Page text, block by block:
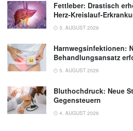
Fettleber: Drastisch
Herz-Kreislauf-
5. AUGUST 2026
Harnwegsinfektionen:
Behandlungsansatz
5. AUGUST 2026
Bluthochdruck: Neue
Gegensteuern
4. AUGUST 2026